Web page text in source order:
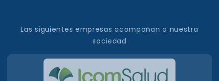
Las siguientes empresas acompañan a nuestra
sociedad